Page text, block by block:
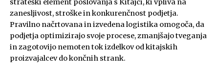
strateški element poslovanja s Kitajci, ki vpliva na
zanesljivost, stroške in konkurenčnost podjetja.
Pravilno načrtovana in izvedena logistika omogoča, da
podjetja optimizirajo svoje procese, zmanjšajo tveganja
in zagotovijo nemoten tok izdelkov od kitajskih
proizvajalcev do končnih strank.